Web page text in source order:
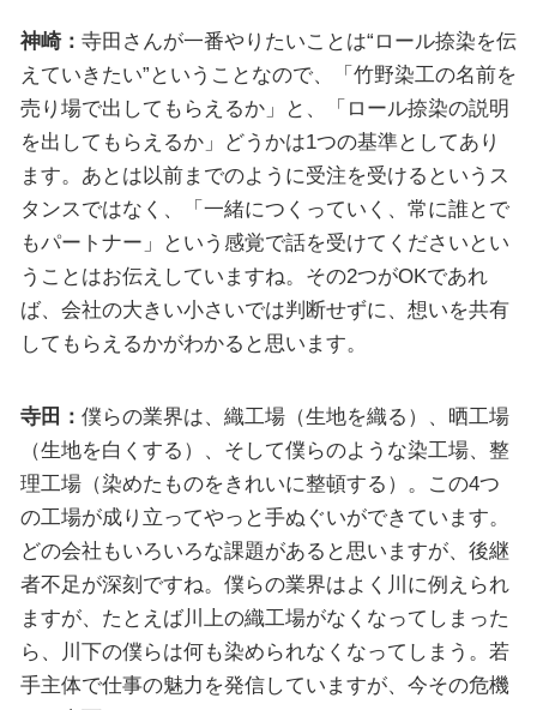
神崎： 寺田さんが一番やりたいことは“ロール捺染を伝
えていきたい”ということなので、「竹野染工の名前を
売り場で出してもらえるか」と、「ロール捺染の説明
を出してもらえるか」どうかは1つの基準としてあり
ます。あとは以前までのように受注を受けるというス
タンスではなく、「一緒につくっていく、常に誰とで
もパートナー」という感覚で話を受けてくださいとい
うことはお伝えしていますね。その2つがOKであれ
ば、会社の大きい小さいでは判断せずに、想いを共有
してもらえるかがわかると思います。
寺田： 僕らの業界は、織工場（生地を織る）、晒工場
（生地を白くする）、そして僕らのような染工場、整
理工場（染めたものをきれいに整頓する）。この4つ
の工場が成り立ってやっと手ぬぐいができています。
どの会社もいろいろな課題があると思いますが、後継
者不足が深刻ですね。僕らの業界はよく川に例えられ
ますが、たとえば川上の織工場がなくなってしまった
ら、川下の僕らは何も染められなくなってしまう。若
手主体で仕事の魅力を発信していますが、今その危機